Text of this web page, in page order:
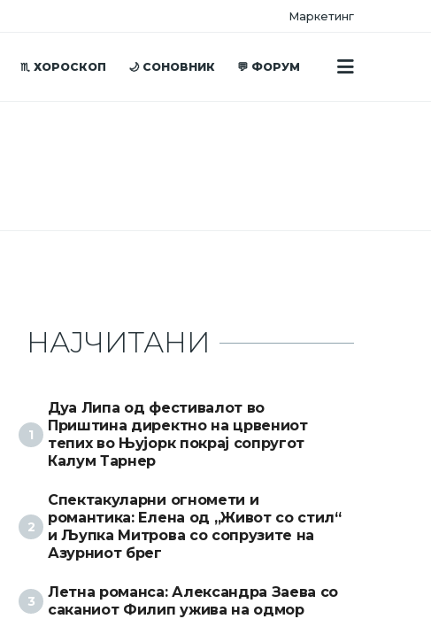
Маркетинг
♏ ХОРОСКОП 🌙 СОНОВНИК 💬 ФОРУМ
НАЈЧИТАНИ
Дуа Липа од фестивалот во
Приштина директно на црвениот
тепих во Њујорк покрај сопругот
Калум Тарнер
Спектакуларни огномети и
романтика: Елена од „Живот со стил“
и Љупка Митрова со сопрузите на
Азурниот брег
Летна романса: Александра Заева со
саканиот Филип ужива на одмор